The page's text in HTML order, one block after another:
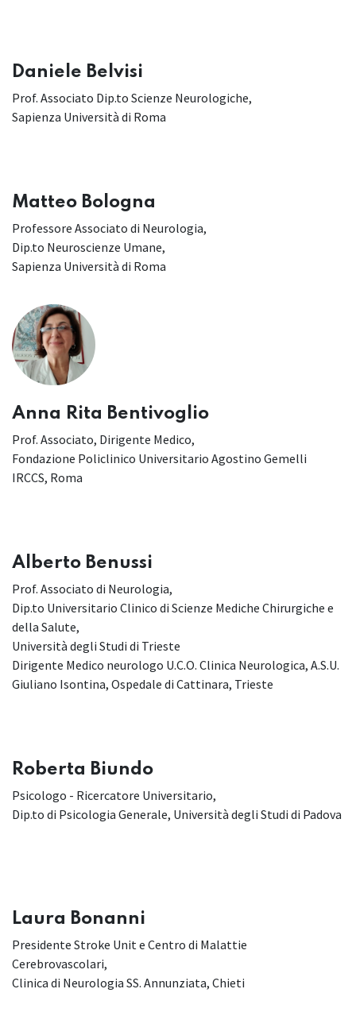
Daniele Belvisi
Prof. Associato Dip.to Scienze Neurologiche,
Sapienza Università di Roma
Matteo Bologna
Professore Associato di Neurologia,
Dip.to Neuroscienze Umane,
Sapienza Università di Roma
Anna Rita Bentivoglio
Prof. Associato, Dirigente Medico,
Fondazione Policlinico Universitario Agostino Gemelli
IRCCS, Roma
Alberto Benussi
Prof. Associato di Neurologia,
Dip.to Universitario Clinico di Scienze Mediche Chirurgiche e
della Salute,
Università degli Studi di Trieste
Dirigente Medico neurologo U.C.O. Clinica Neurologica, A.S.U.
Giuliano Isontina, Ospedale di Cattinara, Trieste
Roberta Biundo
Psicologo - Ricercatore Universitario,
Dip.to di Psicologia Generale, Università degli Studi di Padova
Laura Bonanni
Presidente Stroke Unit e Centro di Malattie
Cerebrovascolari,
Clinica di Neurologia SS. Annunziata, Chieti